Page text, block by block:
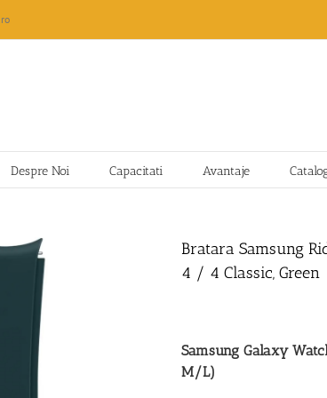
Despre Noi Capacitati Avantaje
Bratara Samsung
4 / 4 Classic, Green
Samsung Galaxy
M/L)